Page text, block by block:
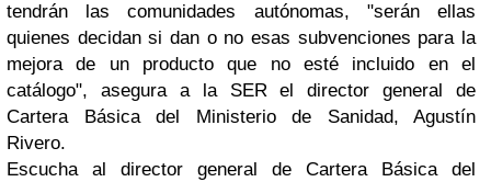
tendrán las comunidades autónomas, "serán ellas
quienes decidan si dan o no esas subvenciones para la
mejora de un producto que no esté incluido en el
catálogo", asegura a la SER el director general de
Cartera Básica del Ministerio de Sanidad, Agustín
Rivero.
Escucha al director general de Cartera Básica del